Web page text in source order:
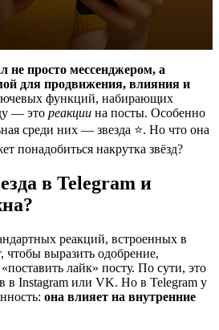
не просто мессенджером, а
для продвижения, влияния и
функций, набирающих
— это реакции на посты. Особенно
среди них — звезда ⭐. Но что она
понадобиться накрутка звёзд?
в Telegram и
реакций, встроенных в
чтобы выразить одобрение,
лайк» посту. По сути, это
в Instagram или VK. Но в Telegram у
она влияет на внутренние